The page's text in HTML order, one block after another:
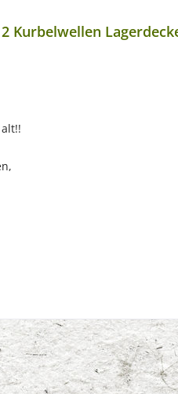
Kurbelwellen